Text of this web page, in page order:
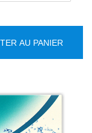
AU PANIER